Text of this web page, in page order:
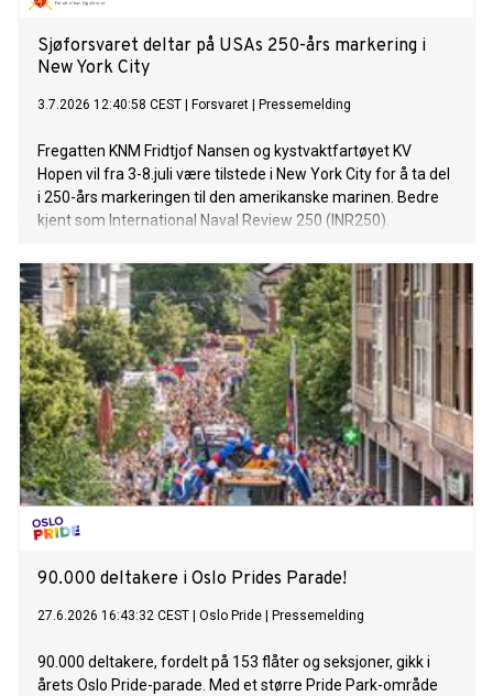
Sjøforsvaret deltar på USAs 250-års markering i
New York City
3.7.2026 12:40:58 CEST Forsvaret Pressemelding
Fregatten KNM Fridtjof Nansen og kystvaktfartøyet KV
Hopen vil fra 3-8.juli være tilstede i New York City for å ta del
i 250-års markeringen til den amerikanske marinen. Bedre
kjent som International Naval Review 250 (INR250).
90.000 deltakere i Oslo Prides Parade!
27.6.2026 16:43:32 CEST Oslo Pride Pressemelding
90.000 deltakere, fordelt på 153 flåter og seksjoner, gikk i
årets Oslo Pride-parade. Med et større Pride Park-område